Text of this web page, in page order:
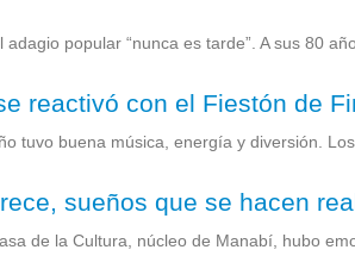
adagio popular “nunca es tarde”. A sus 80
reactivó con el Fiestón de
tuvo buena música, energía y diversión.
sueños que se hacen
de la Cultura, núcleo de Manabí, hubo